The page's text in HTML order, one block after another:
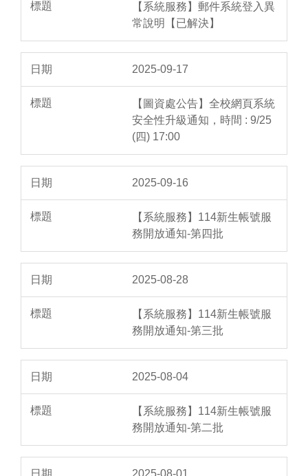
【系統服務】郵件系統登入異
常說明【已解決】
2025-09-17
【圖資處公告】全校網頁系統
安全性升級通知，時間 : 9/25
(四) 17:00
2025-09-16
【系統服務】114新生帳號服
務開放通知-第四批
2025-08-28
【系統服務】114新生帳號服
務開放通知-第三批
2025-08-04
【系統服務】114新生帳號服
務開放通知-第二批
2025-08-01